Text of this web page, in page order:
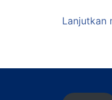
Lanjutkan